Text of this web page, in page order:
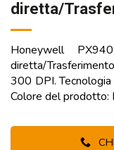
diretta/
Honeywell
diretta/
300 DPI. Tecnologia
Colore del prodotto: